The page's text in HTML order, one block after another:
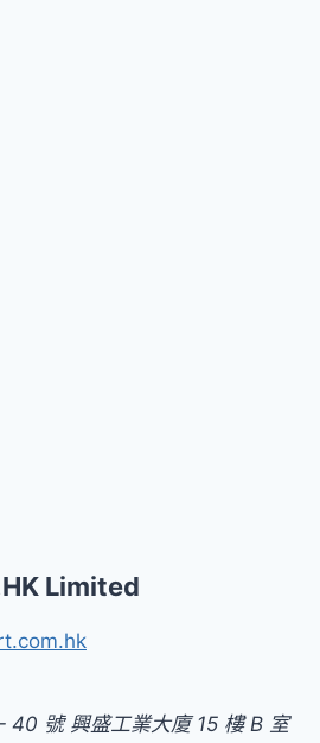
Limited
40 號 興盛工業大廈 15 樓 B 室